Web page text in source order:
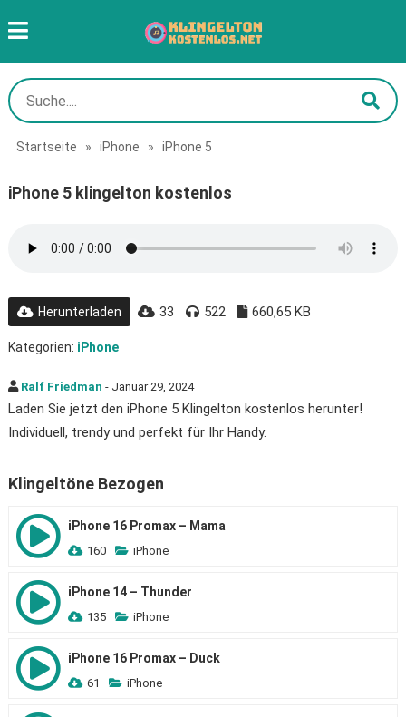
Startseite » iPhone » iPhone 5
iPhone 5 klingelton kostenlos
Herunterladen 33 522 660,65 KB
Kategorien: iPhone
Ralf Friedman - Januar 29, 2024
Laden Sie jetzt den iPhone 5 Klingelton kostenlos herunter!
Individuell, trendy und perfekt für Ihr Handy.
Klingeltöne Bezogen
iPhone 16 Promax – Mama
160 iPhone
iPhone 14 – Thunder
135 iPhone
iPhone 16 Promax – Duck
61 iPhone